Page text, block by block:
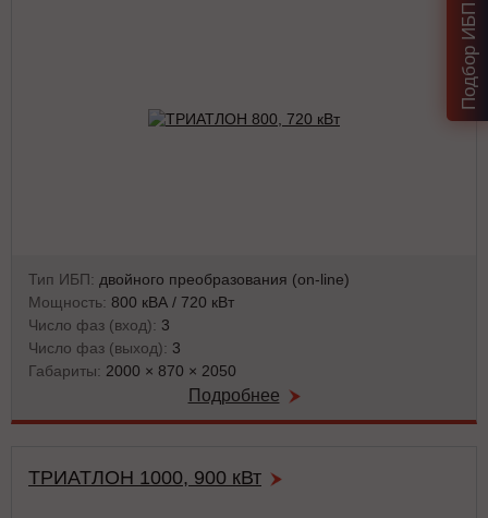
Тип ИБП: двойного преобразования (on-line)
Мощность: 800 кВА / 720 кВт
Число фаз (вход): 3
Число фаз (выход): 3
Габариты: 2000 × 870 × 2050
Подробнее
ТРИАТЛОН 1000, 900 кВт